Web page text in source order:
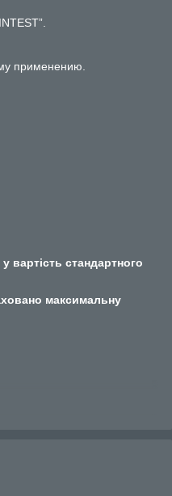
применению.
вартість стандартного
максимальну